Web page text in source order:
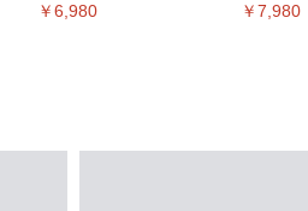
￥6,980 ￥7,980